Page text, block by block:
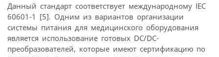
Данный стандарт соответствует международному IEC
60601-1 [5]. Одним из вариантов организации
системы питания для медицинского оборудования
является использование готовых DC/DC-
преобразователей, которые имеют сертификацию по